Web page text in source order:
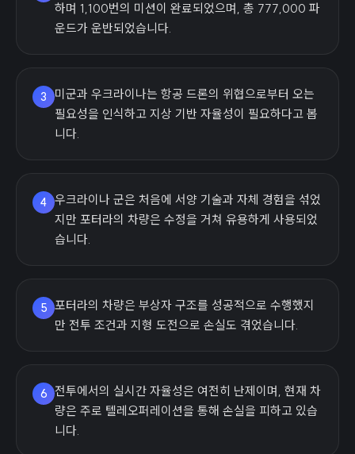
하며 1,100번의 미션이 완료되었으며, 총 777,000 파
운드가 운반되었습니다.
3
미군과 우크라이나는 항공 드론의 위협으로부터 오는
필요성을 인식하고 지상 기반 자율성이 필요하다고 봅
니다.
4 우크라이나 군은 처음에 서양 기술과 자체 경험을 섞었
지만 포터라의 차량은 수정을 거쳐 유용하게 사용되었
습니다.
5 포터라의 차량은 부상자 구조를 성공적으로 수행했지
만 전투 조건과 지형 도전으로 손실도 겪었습니다.
6
전투에서의 실시간 자율성은 여전히 난제이며, 현재 차
량은 주로 텔레오퍼레이션을 통해 손실을 피하고 있습
니다.